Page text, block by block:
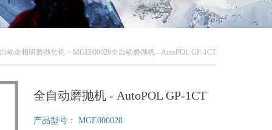
自动金相研磨抛光机 > MGE000028全自动磨抛机 - AutoPOL GP-1CT
全自动磨抛机 - AutoPOL GP-1CT
产品型号： MGE000028